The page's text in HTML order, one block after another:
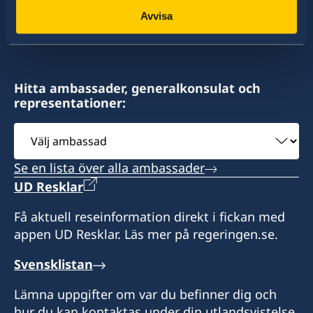
Avvisa
Banks DIH Ldt
Guyana
Honorärkonsul
Shabir Hussein
av drygt 100 utlandsmyndigheter.
Hitta ambassader, generalkonsulat och
representationer:
Välj
ambassad
Se en lista över alla ambassader
UD Resklar
Få aktuell reseinformation direkt i fickan med
appen UD Resklar. Läs mer på regeringen.se.
Svensklistan
Lämna uppgifter om var du befinner dig och